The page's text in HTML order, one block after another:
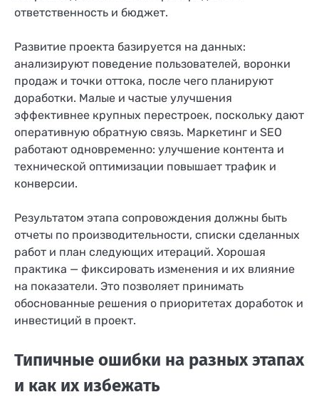
ответственность и бюджет.
Развитие проекта базируется на данных:
анализируют поведение пользователей, воронки
продаж и точки оттока, после чего планируют
доработки. Малые и частые улучшения
эффективнее крупных перестроек, поскольку дают
оперативную обратную связь. Маркетинг и SEO
работают одновременно: улучшение контента и
технической оптимизации повышает трафик и
конверсии.
Результатом этапа сопровождения должны быть
отчеты по производительности, списки сделанных
работ и план следующих итераций. Хорошая
практика — фиксировать изменения и их влияние
на показатели. Это позволяет принимать
обоснованные решения о приоритетах доработок и
инвестиций в проект.
Типичные ошибки на разных этапах
и как их избежать